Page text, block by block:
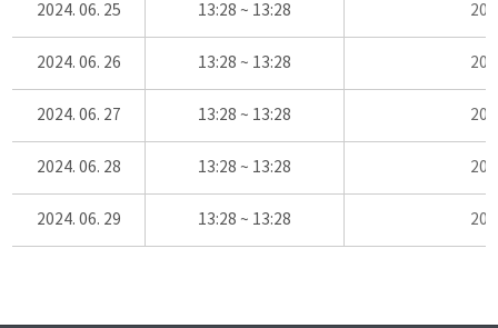
2024. 06. 25 13:28 ~ 13:28
2024. 06. 26 13:28 ~ 13:28
2024. 06. 27 13:28 ~ 13:28
2024. 06. 28 13:28 ~ 13:28
2024. 06. 29 13:28 ~ 13:28